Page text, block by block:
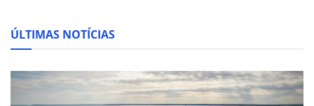
ÚLTIMAS NOTÍCIAS